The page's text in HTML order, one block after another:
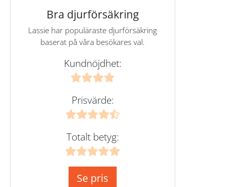
Bra djurförsäkring
Lassie har populäraste djurförsäkring
baserat på våra besökares val.
Kundnöjdhet:
Prisvärde:
Totalt betyg:
Se pris